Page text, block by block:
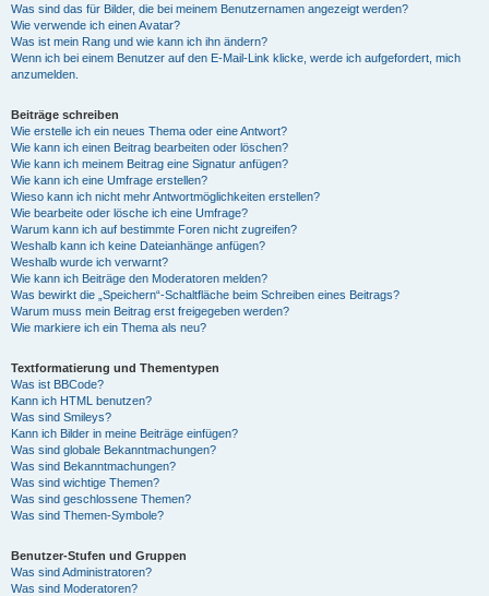
Was sind das für Bilder, die bei meinem Benutzernamen angezeigt werden?
Wie verwende ich einen Avatar?
Was ist mein Rang und wie kann ich ihn ändern?
Wenn ich bei einem Benutzer auf den E-Mail-Link klicke, werde ich aufgefordert, mich
anzumelden.
Beiträge schreiben
Wie erstelle ich ein neues Thema oder eine Antwort?
Wie kann ich einen Beitrag bearbeiten oder löschen?
Wie kann ich meinem Beitrag eine Signatur anfügen?
Wie kann ich eine Umfrage erstellen?
Wieso kann ich nicht mehr Antwortmöglichkeiten erstellen?
Wie bearbeite oder lösche ich eine Umfrage?
Warum kann ich auf bestimmte Foren nicht zugreifen?
Weshalb kann ich keine Dateianhänge anfügen?
Weshalb wurde ich verwarnt?
Wie kann ich Beiträge den Moderatoren melden?
Was bewirkt die „Speichern“-Schaltfläche beim Schreiben eines Beitrags?
Warum muss mein Beitrag erst freigegeben werden?
Wie markiere ich ein Thema als neu?
Textformatierung und Thementypen
Was ist BBCode?
Kann ich HTML benutzen?
Was sind Smileys?
Kann ich Bilder in meine Beiträge einfügen?
Was sind globale Bekanntmachungen?
Was sind Bekanntmachungen?
Was sind wichtige Themen?
Was sind geschlossene Themen?
Was sind Themen-Symbole?
Benutzer-Stufen und Gruppen
Was sind Administratoren?
Was sind Moderatoren?